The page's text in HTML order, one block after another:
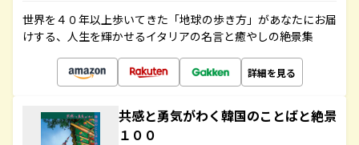
世界を４０年以上歩いてきた「地球の歩き方」があなたにお届
けする、人生を輝かせるイタリアの名言と癒やしの絶景集
詳細を見る
共感と勇気がわく韓国のことばと絶景
１００